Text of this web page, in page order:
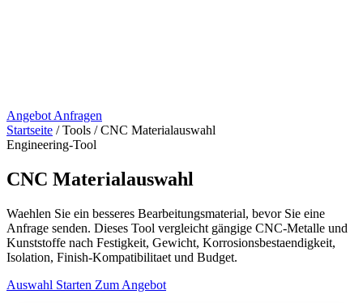
Angebot Anfragen
Startseite / Tools / CNC Materialauswahl
Engineering-Tool
CNC Materialauswahl
Waehlen Sie ein besseres Bearbeitungsmaterial, bevor Sie eine
Anfrage senden. Dieses Tool vergleicht gängige CNC-Metalle und
Kunststoffe nach Festigkeit, Gewicht, Korrosionsbestaendigkeit,
Isolation, Finish-Kompatibilitaet und Budget.
Auswahl Starten Zum Angebot